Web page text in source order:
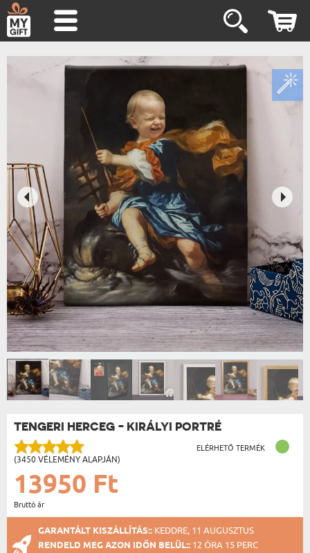
TENGERI HERCEG - KIRÁLYI PORTRÉ
(3450 VÉLEMÉNY ALAPJÁN)
ELÉRHETŐ TERMÉK
13950 Ft
Bruttó ár
GARANTÁLT KISZÁLLÍTÁS:: KEDDRE, 11 AUGUSZTUS
RENDELD MEG AZON IDŐN BELÜL:: 12 ÓRA 15 PERC